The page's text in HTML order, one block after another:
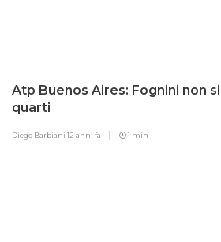
Atp Buenos Aires: Fognini non
quarti
Diego Barbiani12 anni fa 1 min